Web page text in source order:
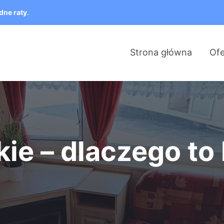
raty.
Strona główna
– dlaczego